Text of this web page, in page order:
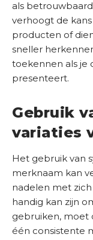
als
verhoogt de
producten of
sneller
toekennen als je
presenteert.
Gebruik
variaties
Het gebruik van
merknaam kan
nadelen met
handig kan zijn
gebruiken, moet
één consistente